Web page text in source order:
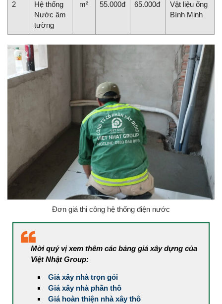
2
Hệ thống
Nước âm
tường
m² 55.000đ 65.000đ
Vật liệu ống
Bình Minh
Đơn giá thi công hệ thống điện nước
Mời quý vị xem thêm các bảng giá xây dựng của
Việt Nhật Group:
Giá xây nhà trọn gói
Giá xây nhà phần thô
Giá hoàn thiện nhà xây thô